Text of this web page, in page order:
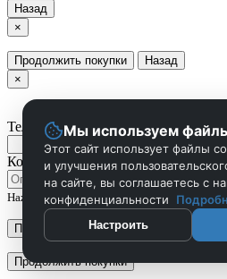
Назад
×
Продолжить покупки
Назад
×
Телефон
Комментарий
Нажмите Отправить чтобы сделать
Применить
Продолжить покупки
Мы используем
Этот сайт использует файлы
и улучшения
на сайте, вы соглашаетесь с
конфиденциальности
Настроить